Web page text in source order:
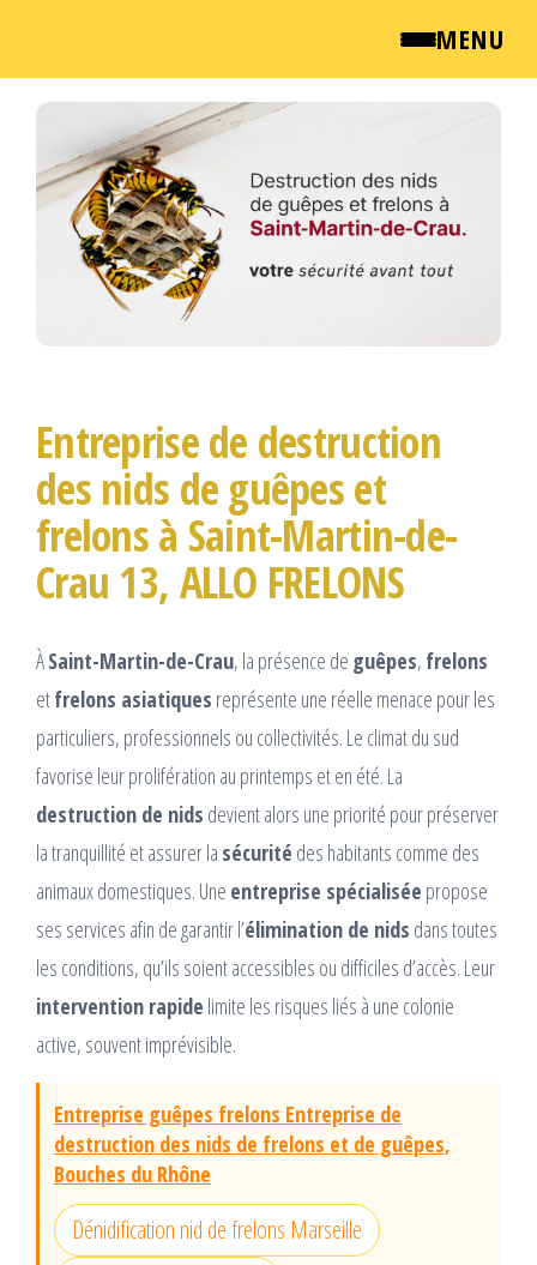
MENU
QUI SOMMES NOUS ?
NEWSROOM
TARIFS
Passer
contenu
Entreprise de destruction
des nids de guêpes et
frelons à Saint-Martin-de-
Crau 13, ALLO FRELONS
ÀSaint-Martin-de-Crau, la présence de guêpes, frelons
etfrelons asiatiques représente une réelle menace pour les
particuliers, professionnels ou collectivités. Le climat du sud
favorise leur prolifération au printemps et en été. La
destruction de nids devient alors une priorité pour préserver
la tranquillité et assurer la sécurité des habitants comme des
animaux domestiques. Une entreprise spécialisée propose
ses services afin de garantir l’élimination de nids dans toutes
les conditions, qu’ils soient accessibles ou difficiles d’accès. Leur
intervention rapide limite les risques liés à une colonie
active, souvent imprévisible.
Entreprise guêpes frelons Entreprise de
destruction des nids de frelons et de guêpes,
Bouches du Rhône
Dénidification nid de frelons Marseille